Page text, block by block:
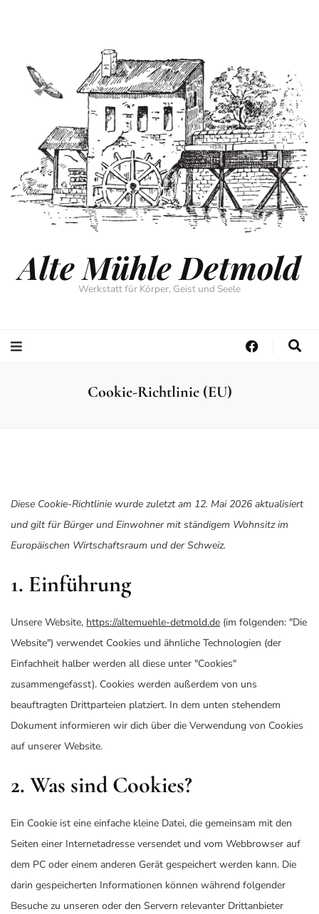
Alte Mühle Detmold
Werkstatt für Körper, Geist und Seele
Cookie-Richtlinie (EU)
Diese Cookie-Richtlinie wurde zuletzt am 12. Mai 2026 aktualisiert
und gilt für Bürger und Einwohner mit ständigem Wohnsitz im
Europäischen Wirtschaftsraum und der Schweiz.
1. Einführung
Unsere Website, https://altemuehle-detmold.de (im folgenden: "Die
Website") verwendet Cookies und ähnliche Technologien (der
Einfachheit halber werden all diese unter "Cookies"
zusammengefasst). Cookies werden außerdem von uns
beauftragten Drittparteien platziert. In dem unten stehendem
Dokument informieren wir dich über die Verwendung von Cookies
auf unserer Website.
2. Was sind Cookies?
Ein Cookie ist eine einfache kleine Datei, die gemeinsam mit den
Seiten einer Internetadresse versendet und vom Webbrowser auf
dem PC oder einem anderen Gerät gespeichert werden kann. Die
darin gespeicherten Informationen können während folgender
Besuche zu unseren oder den Servern relevanter Drittanbieter